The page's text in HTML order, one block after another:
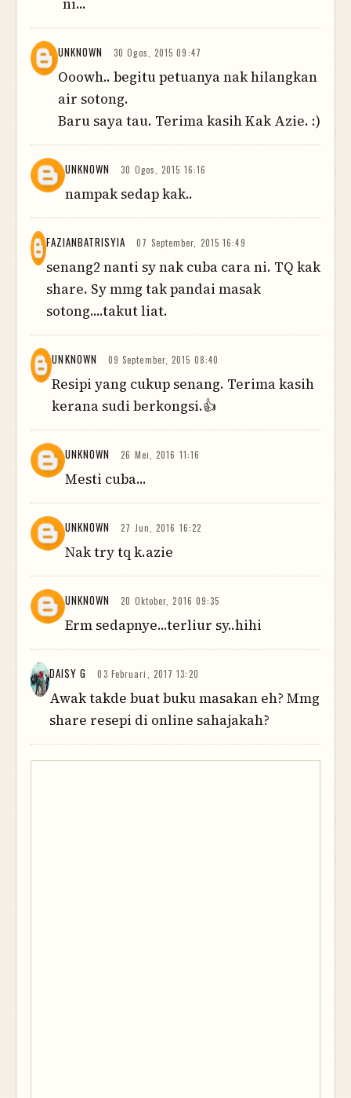
ni...
UNKNOWN 30 Ogos, 2015 09:47
Ooowh.. begitu petuanya nak hilangkan
air sotong.
Baru saya tau. Terima kasih Kak Azie. :)
UNKNOWN 30 Ogos, 2015 16:16
nampak sedap kak..
FAZIANBATRISYIA 07 September, 2015 16:49
senang2 nanti sy nak cuba cara ni. TQ kak
share. Sy mmg tak pandai masak
sotong....takut liat.
UNKNOWN 09 September, 2015 08:40
Resipi yang cukup senang. Terima kasih
kerana sudi berkongsi.👍
UNKNOWN 26 Mei, 2016 11:16
Mesti cuba...
UNKNOWN 27 Jun, 2016 16:22
Nak try tq k.azie
UNKNOWN 20 Oktober, 2016 09:35
Erm sedapnye...terliur sy..hihi
DAISY G 03 Februari, 2017 13:20
Awak takde buat buku masakan eh? Mmg
share resepi di online sahajakah?